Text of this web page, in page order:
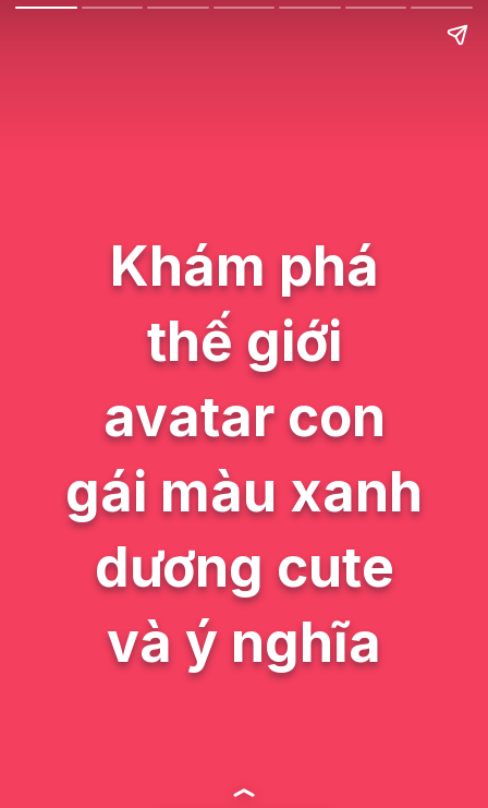
Khám phá
thế giới
avatar con
gái màu xanh
dương cute
và ý nghĩa